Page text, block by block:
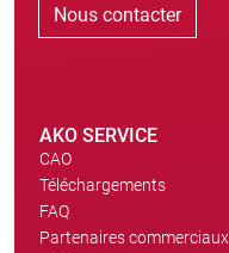
Nous contacter
AKO SERVICE
CAO
Téléchargements
FAQ
Partenaires commerciaux